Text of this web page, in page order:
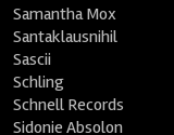
Samantha Mox
Santaklausnihil
Sascii
Schling
Schnell Records
Sidonie Absolon